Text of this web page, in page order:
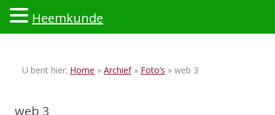
U bent hier: Home » Archief» Foto’s » web 3
web 3
Heemkunde